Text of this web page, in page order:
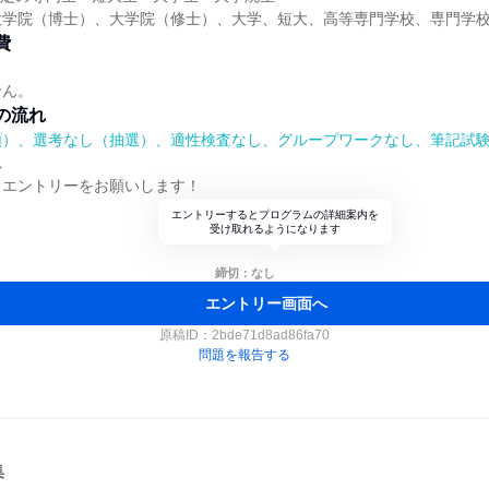
院（博士）、大学院（修士）、大学、短大、高等専門学校、専門学校
。
流れ
、選考なし（抽選）、適性検査なし、グループワークなし、筆記試
ントリーをお願いします！
エントリーするとプログラムの詳細案内を
受け取れるようになります
締切：なし
エントリー画面へ
原稿ID： 2bde71d8ad86fa70
問題を報告する